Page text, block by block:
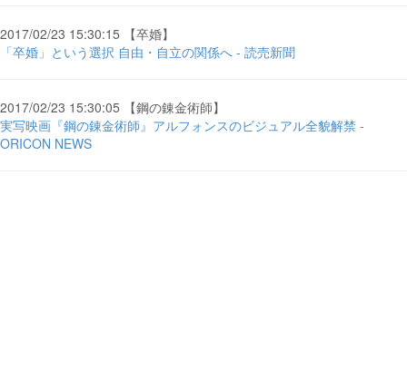
2017/02/23 15:30:15 【卒婚】
「卒婚」という選択 自由・自立の関係へ - 読売新聞
2017/02/23 15:30:05 【鋼の錬金術師】
実写映画『鋼の錬金術師』アルフォンスのビジュアル全貌解禁 -
ORICON NEWS